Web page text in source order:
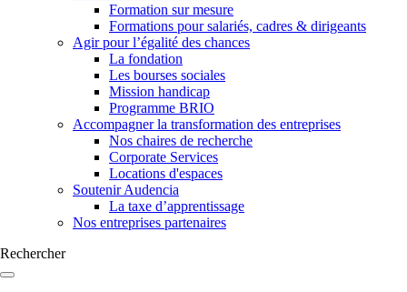
Formation sur mesure
Formations pour salariés, cadres & dirigeants
Agir pour l’égalité des chances
La fondation
Les bourses sociales
Mission handicap
Programme BRIO
Accompagner la transformation des entreprises
Nos chaires de recherche
Corporate Services
Locations d'espaces
Soutenir Audencia
La taxe d’apprentissage
Nos entreprises partenaires
Rechercher